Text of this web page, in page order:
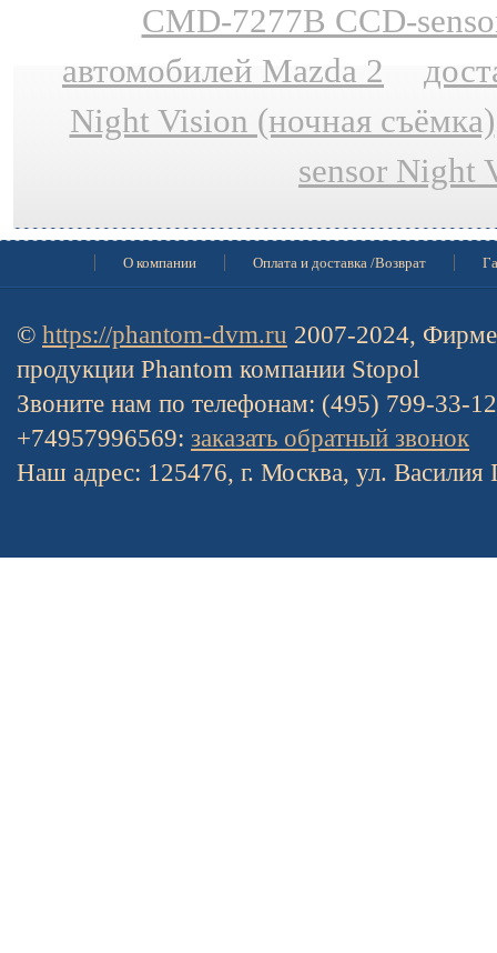
CMD-7277B CCD-
автомобилей Mazda 2
Night Vision (ночная съёмка)
sensor Night
О компании Оплата и доставка /Возврат
© https://phantom-dvm.ru 2007-2024,
продукции Phantom компании Stopol
Звоните нам по телефонам: (495) 799-33-
+74957996569: заказать обратный звонок
Наш адрес: 125476, г. Москва, ул. Василия